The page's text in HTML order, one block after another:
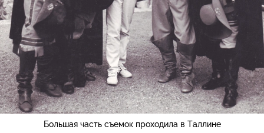
Большая часть съемок проходила в Таллине